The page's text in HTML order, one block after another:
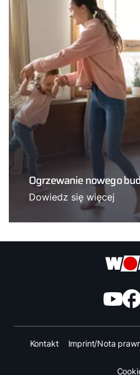
Ogrzewanie nowego
Dowiedz się więcej
Kontakt Imprint/Nota